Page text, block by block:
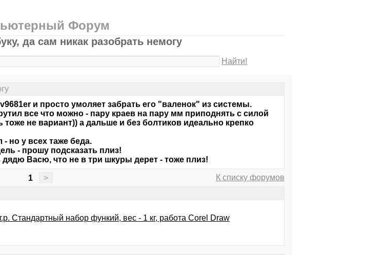
Форум
да сам никак разобрать немогу
Найти!
и просто умоляет забрать его "валенок" из системы.
все что можно - пару краев на пару мм приподнять с силой
тоже не вариант)) а дальше и без болтиков идеально крепко
но у всех таже беда.
- прошу подсказать плиз!
дядю Васю, что не в три шкуры дерет - тоже плиз!
1 >
К списку форумов
Стандартный набор функий, вес - 1 кг, работа Corel Draw